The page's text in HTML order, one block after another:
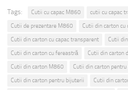
Tags: Cutii cu capac M860
cutii cu capac
Cutii de prezentare M860
Cutii din carton cu
Cutii din carton cu capac transparent
Cutii
Cutii din carton cu fereastră
Cutii din carton
Cutii din carton M860
Cutii din carton
Cutii din carton pentru bijuterii
Cutii din